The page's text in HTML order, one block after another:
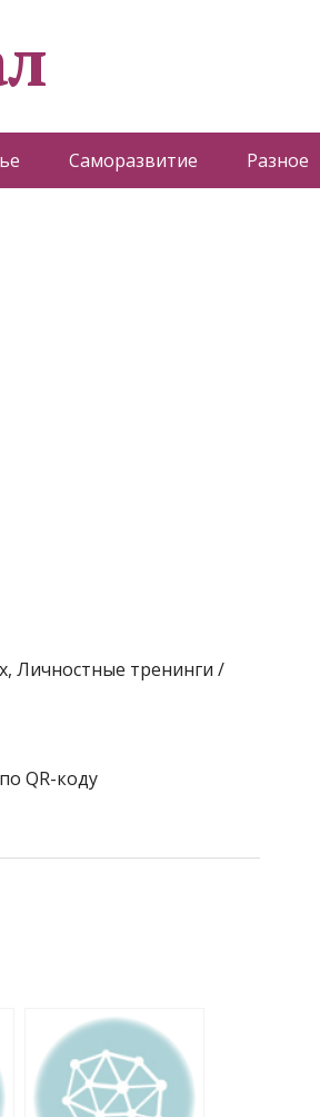
Саморазвитие Разное
Личностные тренинги /
QR-коду